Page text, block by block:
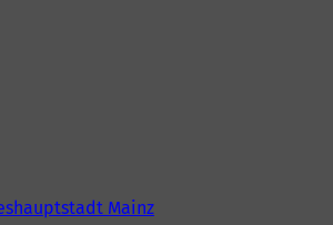
Mainz